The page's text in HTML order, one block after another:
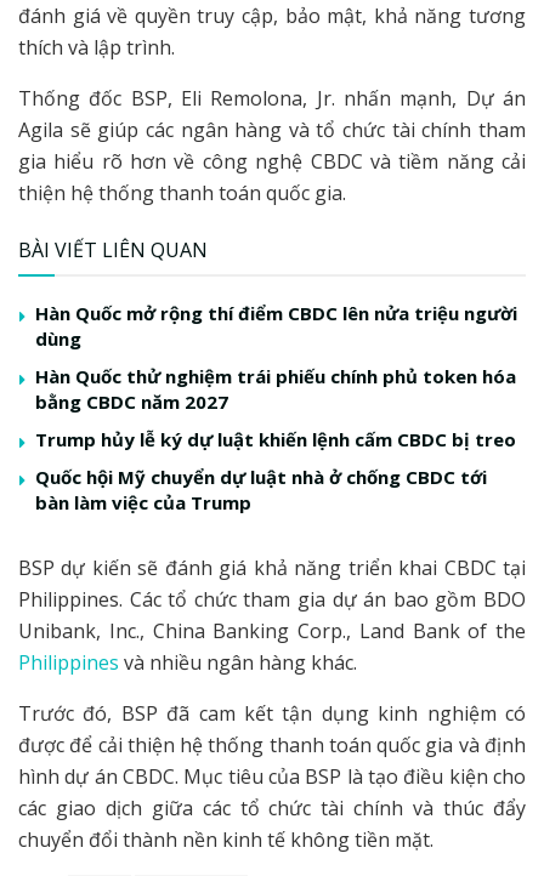
đánh giá về quyền truy cập, bảo mật, khả năng tương
thích và lập trình.
Thống đốc BSP, Eli Remolona, ​​Jr. nhấn mạnh, Dự án
Agila sẽ giúp các ngân hàng và tổ chức tài chính tham
gia hiểu rõ hơn về công nghệ CBDC và tiềm năng cải
thiện hệ thống thanh toán quốc gia.
BÀI VIẾT LIÊN QUAN
Hàn Quốc mở rộng thí điểm CBDC lên nửa triệu người
dùng
Hàn Quốc thử nghiệm trái phiếu chính phủ token hóa
bằng CBDC năm 2027
Trump hủy lễ ký dự luật khiến lệnh cấm CBDC bị treo
Quốc hội Mỹ chuyển dự luật nhà ở chống CBDC tới
bàn làm việc của Trump
BSP dự kiến sẽ đánh giá khả năng triển khai CBDC tại
Philippines. Các tổ chức tham gia dự án bao gồm BDO
Unibank, Inc., China Banking Corp., Land Bank of the
Philippines và nhiều ngân hàng khác.
Trước đó, BSP đã cam kết tận dụng kinh nghiệm có
được để cải thiện hệ thống thanh toán quốc gia và định
hình dự án CBDC. Mục tiêu của BSP là tạo điều kiện cho
các giao dịch giữa các tổ chức tài chính và thúc đẩy
chuyển đổi thành nền kinh tế không tiền mặt.